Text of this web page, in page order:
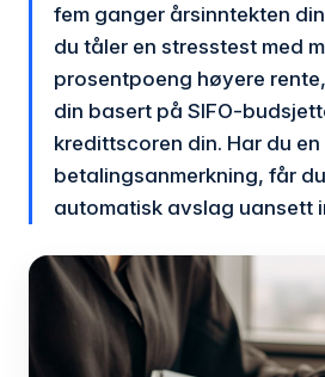
fem ganger årsinntekten
du tåler en stresstest med
prosentpoeng høyere
din basert på SIFO-
kredittscoren din. Har du
betalingsanmerkning, får
automatisk avslag uansett